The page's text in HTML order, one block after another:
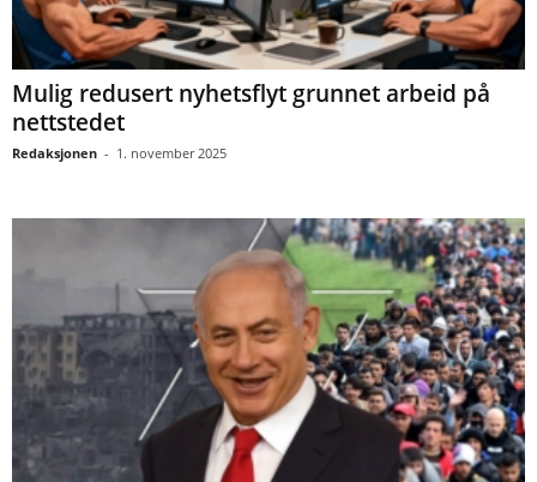
Mulig redusert nyhetsflyt grunnet arbeid på
nettstedet
Redaksjonen - 1. november 2025